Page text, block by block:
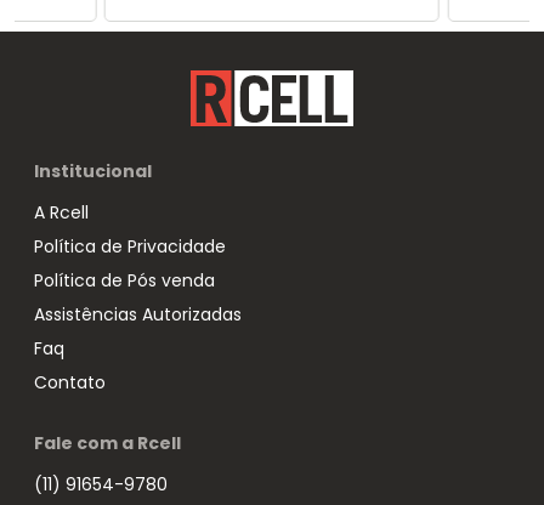
Institucional
A Rcell
Política de Privacidade
Política de Pós venda
Assistências Autorizadas
Faq
Contato
Fale com a Rcell
(11) 91654-9780